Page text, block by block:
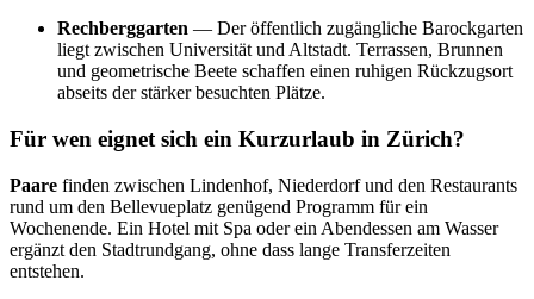
Rechberggarten — Der öffentlich zugängliche Barockgarten
liegt zwischen Universität und Altstadt. Terrassen, Brunnen
und geometrische Beete schaffen einen ruhigen Rückzugsort
abseits der stärker besuchten Plätze.
Für wen eignet sich ein Kurzurlaub in Zürich?
Paare finden zwischen Lindenhof, Niederdorf und den Restaurants
rund um den Bellevueplatz genügend Programm für ein
Wochenende. Ein Hotel mit Spa oder ein Abendessen am Wasser
ergänzt den Stadtrundgang, ohne dass lange Transferzeiten
entstehen.